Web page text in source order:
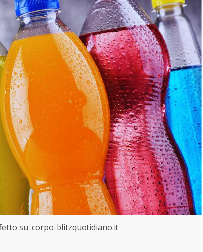
sul corpo-blitzquotidiano.it